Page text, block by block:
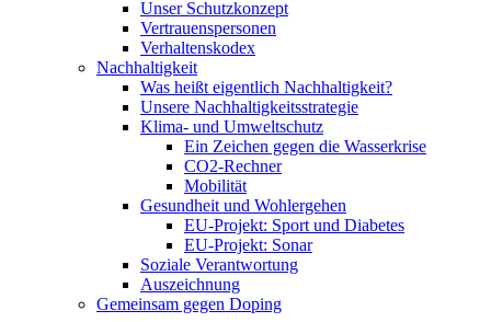
Unser Schutzkonzept
Vertrauenspersonen
Verhaltenskodex
Nachhaltigkeit
Was heißt eigentlich Nachhaltigkeit?
Unsere Nachhaltigkeitsstrategie
Klima- und Umweltschutz
Ein Zeichen gegen die Wasserkrise
CO2-Rechner
Mobilität
Gesundheit und Wohlergehen
EU-Projekt: Sport und Diabetes
EU-Projekt: Sonar
Soziale Verantwortung
Auszeichnung
Gemeinsam gegen Doping